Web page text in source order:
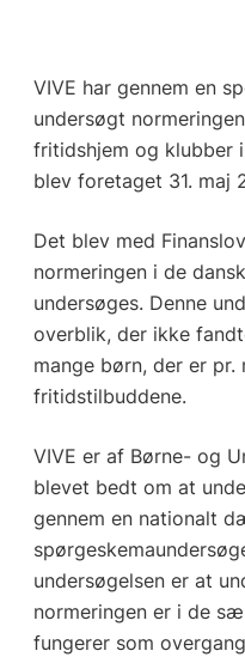
VIVE har gennem en
undersøgt
fritidshjem og klubber
blev foretaget 31. maj
Det blev med
normeringen i de
undersøges. Denne
overblik, der ikke
mange børn, der er pr.
fritidstilbuddene.
VIVE er af Børne- og
blevet bedt om at
gennem en nationalt
undersøgelsen er at
normeringen er i de
fungerer som